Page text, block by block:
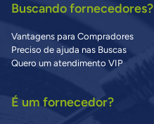
Buscando fornecedores?
Vantagens para Compradores
Preciso de ajuda nas Buscas
Quero um atendimento VIP
É um fornecedor?